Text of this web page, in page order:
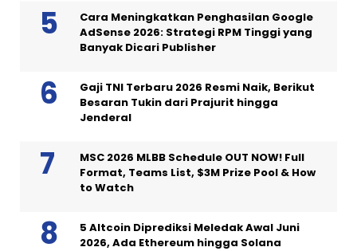
Cara Meningkatkan Penghasilan Google
AdSense 2026: Strategi RPM Tinggi yang
Banyak Dicari Publisher
Gaji TNI Terbaru 2026 Resmi Naik, Berikut
Besaran Tukin dari Prajurit hingga
Jenderal
MSC 2026 MLBB Schedule OUT NOW! Full
Format, Teams List, $3M Prize Pool & How
to Watch
5 Altcoin Diprediksi Meledak Awal Juni
2026, Ada Ethereum hingga Solana